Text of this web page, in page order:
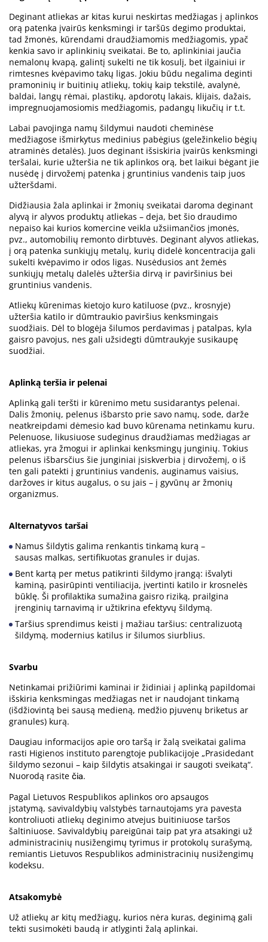
Deginant atliekas ar kitas kurui neskirtas medžiagas į aplinkos
orą patenka įvairūs kenksmingi ir taršūs degimo produktai,
tad žmonės, kūrendami draudžiamomis medžiagomis, ypač
kenkia savo ir aplinkinių sveikatai. Be to, aplinkiniai jaučia
nemalonų kvapą, galintį sukelti ne tik kosulį, bet ilgainiui ir
rimtesnes kvėpavimo takų ligas. Jokiu būdu negalima deginti
pramoninių ir buitinių atliekų, tokių kaip tekstilė, avalynė,
baldai, langų rėmai, plastikų, apdorotų lakais, klijais, dažais,
impregnuojamosiomis medžiagomis, padangų likučių ir t.t.
Labai pavojinga namų šildymui naudoti cheminėse
medžiagose išmirkytus medinius pabėgius (geležinkelio bėgių
atraminės detalės). Juos deginant išsiskiria įvairūs kenksmingi
teršalai, kurie užteršia ne tik aplinkos orą, bet laikui bėgant jie
nusėdę į dirvožemį patenka į gruntinius vandenis taip juos
užteršdami.
Didžiausia žala aplinkai ir žmonių sveikatai daroma deginant
alyvą ir alyvos produktų atliekas – deja, bet šio draudimo
nepaiso kai kurios komercine veikla užsiimančios įmonės,
pvz., automobilių remonto dirbtuvės. Deginant alyvos atliekas,
į orą patenka sunkiųjų metalų, kurių didelė koncentracija gali
sukelti kvėpavimo ir odos ligas. Nusėdusios ant žemės
sunkiųjų metalų dalelės užteršia dirvą ir paviršinius bei
gruntinius vandenis.
Atliekų kūrenimas kietojo kuro katiluose (pvz., krosnyje)
užteršia katilo ir dūmtraukio paviršius kenksmingais
suodžiais. Dėl to blogėja šilumos perdavimas į patalpas, kyla
gaisro pavojus, nes gali užsidegti dūmtraukyje susikaupę
suodžiai.
Aplinką teršia ir pelenai
Aplinką gali teršti ir kūrenimo metu susidarantys pelenai.
Dalis žmonių, pelenus išbarsto prie savo namų, sode, darže
neatkreipdami dėmesio kad buvo kūrenama netinkamu kuru.
Pelenuose, likusiuose sudeginus draudžiamas medžiagas ar
atliekas, yra žmogui ir aplinkai kenksmingų junginių. Tokius
pelenus išbarsčius šie junginiai įsiskverbia į dirvožemį, o iš
ten gali patekti į gruntinius vandenis, auginamus vaisius,
daržoves ir kitus augalus, o su jais – į gyvūnų ar žmonių
organizmus.
Alternatyvos taršai
Namus šildytis galima renkantis tinkamą kurą –
sausas malkas, sertifikuotas granules ir dujas.
Bent kartą per metus patikrinti šildymo įrangą: išvalyti
kaminą, pasirūpinti ventiliacija, įvertinti katilo ir krosnelės
būklę. Ši profilaktika sumažina gaisro riziką, prailgina
įrenginių tarnavimą ir užtikrina efektyvų šildymą.
Taršius sprendimus keisti į mažiau taršius: centralizuotą
šildymą, modernius katilus ir šilumos siurblius.
Svarbu
Netinkamai prižiūrimi kaminai ir židiniai į aplinką papildomai
išskiria kenksmingas medžiagas net ir naudojant tinkamą
(išdžiovintą bei sausą medieną, medžio pjuvenų briketus ar
granules) kurą.
Daugiau informacijos apie oro taršą ir žalą sveikatai galima
rasti Higienos instituto parengtoje publikacijoje „Prasidedant
šildymo sezonui – kaip šildytis atsakingai ir saugoti sveikatą“.
Nuorodą rasite čia.
Pagal Lietuvos Respublikos aplinkos oro apsaugos
įstatymą, savivaldybių valstybės tarnautojams yra pavesta
kontroliuoti atliekų deginimo atvejus buitiniuose taršos
šaltiniuose. Savivaldybių pareigūnai taip pat yra atsakingi už
administracinių nusižengimų tyrimus ir protokolų surašymą,
remiantis Lietuvos Respublikos administracinių nusižengimų
kodeksu.
Atsakomybė
Už atliekų ar kitų medžiagų, kurios nėra kuras, deginimą gali
tekti susimokėti baudą ir atlyginti žalą aplinkai.